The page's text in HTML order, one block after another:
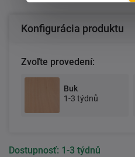
Konfigurácia produktu
Zvoľte provedení:
Buk
1-3 týdnů
Dostupnosť: 1-3 týdnů